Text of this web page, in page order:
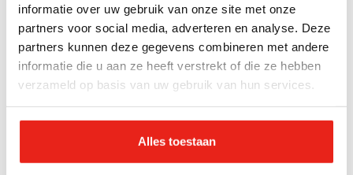
informatie over uw gebruik van onze site met onze
partners voor social media, adverteren en analyse. Deze
partners kunnen deze gegevens combineren met andere
informatie die u aan ze heeft verstrekt of die ze hebben
verzameld op basis van uw gebruik van hun services.
Alles toestaan
er sprake van zorgmijdend gedrag
Onze aanpak:
Onze medewerkers zijn gespecialiseerd in:
Na aanmelding is er binnen 48 uur een reactie